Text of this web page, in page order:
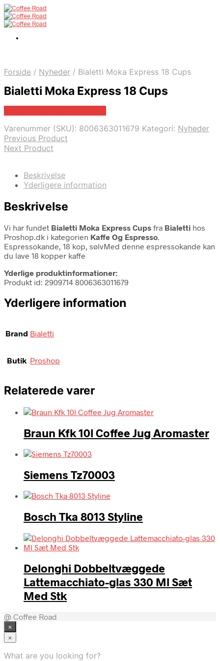
Forside / Nyheder / Bialetti Moka Express 18 Cups
Bialetti Moka Express 18 Cups
Varenummer (SKU): 8006363011679 Kategori: Nyheder
Previous Product
Next Product
Beskrivelse
Yderligere information
Beskrivelse
Vi har fundet Bialetti Moka Express Cups fra Bialetti hos
Proshop.dk i kategorien Kaffe Og Espresso.
Espressokande, 18 kop, sølvMed denne espressokande kan
du lave 18 kopper kaffe
Yderlige produktinformationer:
Produkt id: 2909714 8006363011679
Yderligere information
Brand Bialetti
Butik Proshop
Relaterede varer
Braun Kfk 10l Coffee Jug Aromaster
Siemens Tz70003
Bosch Tka 8013 Styline
Delonghi Dobbeltvæggede
Lattemacchiato-glas 330 Ml Sæt
Med Stk
@ Coffee Road
×
×
What are you looking for?